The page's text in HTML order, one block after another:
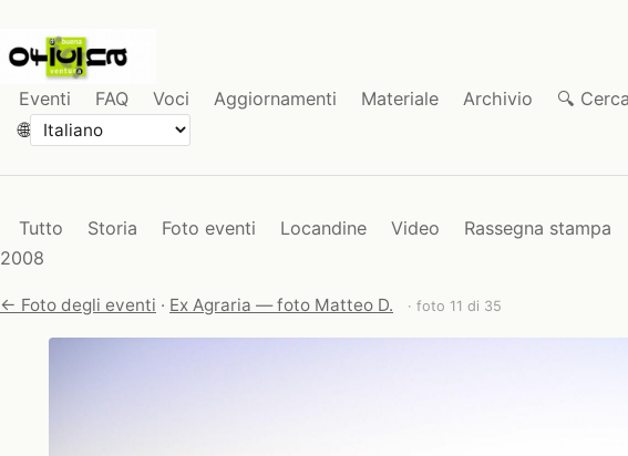
Eventi FAQ Voci Aggiornamenti Materiale Archivio
🔍
🌐
Tutto Storia Foto eventi Locandine Video
Rassegna stampa
2008
← Foto degli eventi · Ex Agraria — foto Matteo D. · foto 11 di 35